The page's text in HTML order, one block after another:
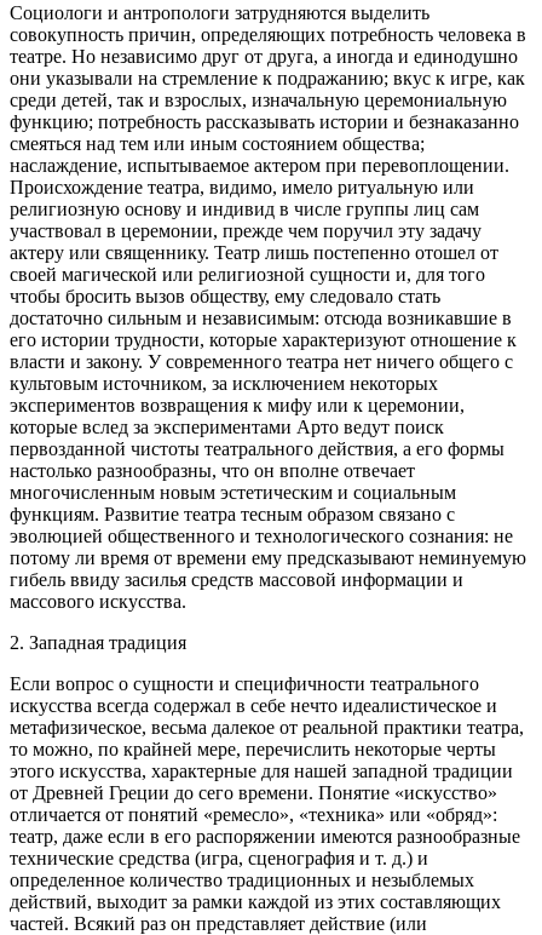
Социологи и антропологи затрудняются выделить
совокупность причин, определяющих потребность человека в
театре. Но независимо друг от друга, а иногда и единодушно
они указывали на стремление к подражанию; вкус к игре, как
среди детей, так и взрослых, изначальную церемониальную
функцию; потребность рассказывать истории и безнаказанно
смеяться над тем или иным состоянием общества;
наслаждение, испытываемое актером при перевоплощении.
Происхождение театра, видимо, имело ритуальную или
религиозную основу и индивид в числе группы лиц сам
участвовал в церемонии, прежде чем поручил эту задачу
актеру или священнику. Театр лишь постепенно отошел от
своей магической или религиозной сущности и, для того
чтобы бросить вызов обществу, ему следовало стать
достаточно сильным и независимым: отсюда возникавшие в
его истории трудности, которые характеризуют отношение к
власти и закону. У современного театра нет ничего общего с
культовым источником, за исключением некоторых
экспериментов возвращения к мифу или к церемонии,
которые вслед за экспериментами Арто ведут поиск
первозданной чистоты театрального действия, а его формы
настолько разнообразны, что он вполне отвечает
многочисленным новым эстетическим и социальным
функциям. Развитие театра тесным образом связано с
эволюцией общественного и технологического сознания: не
потому ли время от времени ему предсказывают неминуемую
гибель ввиду засилья средств массовой информации и
массового искусства.
2. Западная традиция
Если вопрос о сущности и специфичности театрального
искусства всегда содержал в себе нечто идеалистическое и
метафизическое, весьма далекое от реальной практики театра,
то можно, по крайней мере, перечислить некоторые черты
этого искусства, характерные для нашей западной традиции
от Древней Греции до сего времени. Понятие «искусство»
отличается от понятий «ремесло», «техника» или «обряд»:
театр, даже если в его распоряжении имеются разнообразные
технические средства (игра, сценография и т. д.) и
определенное количество традиционных и незыблемых
действий, выходит за рамки каждой из этих составляющих
частей. Всякий раз он представляет действие (или